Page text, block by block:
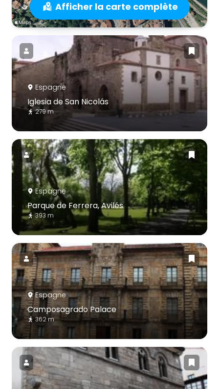
Afficher la carte complète
Espagne
Iglesia de San Nicolás
279 m
Espagne
Parque de Ferrera, Avilés
393 m
Espagne
Camposagrado Palace
362 m